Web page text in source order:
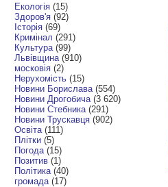
Екологія (15)
Здоров'я (92)
Історія (69)
Кримінал (291)
Культура (99)
Львівщина (910)
московія (2)
Нерухомість (15)
Новини Борислава (554)
Новини Дрогобича (3 620)
Новини Стебника (291)
Новини Трускавця (902)
Освіта (111)
Плітки (5)
Погода (15)
Позитив (1)
Політика (40)
громада (17)